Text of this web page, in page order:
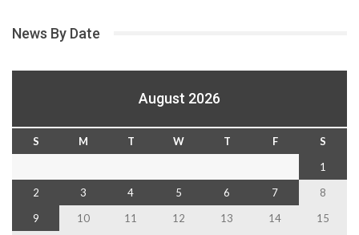
News By Date
August 2026
S M T W T F
S
1
2
3 4 5 6 7
8
9
10 11 12 13 14
15